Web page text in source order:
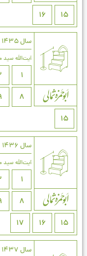
15
16
سال 1435
آیت‌اللَه
1
8
15
سال 1436
آیت‌اللَه
1
8
15
16
17
سال 1437